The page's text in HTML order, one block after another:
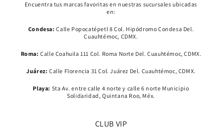
Encuentra tus marcas favoritas en nuestras sucursales ubicadas
en:
Condesa: Calle Popocatépetl 8 Col. Hipódromo Condesa Del.
Cuauhtémoc, CDMX.
Roma: Calle Coahuila 111 Col. Roma Norte Del. Cuauhtémoc, CDMX.
Juárez: Calle Florencia 31 Col. Juárez Del. Cuauhtémoc, CDMX.
Playa: 5ta Av. entre calle 4 norte y calle 6 norte Municipio
Solidaridad, Quintana Roo, Méx.
CLUB VIP